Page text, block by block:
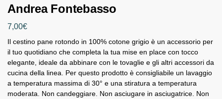
Andrea Fontebasso
7,00€
Il cestino pane rotondo in 100% cotone grigio è un accessorio per
il tuo quotidiano che completa la tua mise en place con tocco
elegante, ideale da abbinare con le tovaglie e gli altri accessori da
cucina della linea. Per questo prodotto è consigliabile un lavaggio
a temperatura massima di 30° e una stiratura a temperatura
moderata. Non candeggiare. Non asciugare in asciugatrice. Non